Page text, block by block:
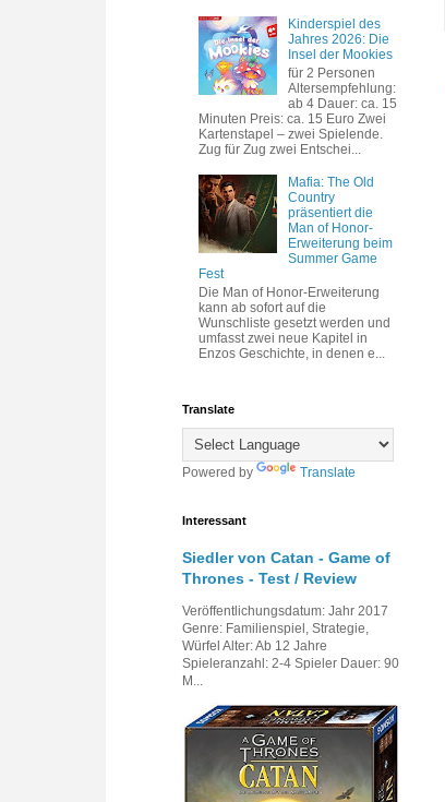
Kinderspiel des
Jahres 2026: Die
Insel der Mookies
für 2 Personen
Altersempfehlung:
ab 4 Dauer: ca. 15
Minuten Preis: ca. 15 Euro Zwei
Kartenstapel – zwei Spielende.
Zug für Zug zwei Entschei...
Mafia: The Old
Country
präsentiert die
Man of Honor-
Erweiterung beim
Summer Game
Fest
Die Man of Honor-Erweiterung
kann ab sofort auf die
Wunschliste gesetzt werden und
umfasst zwei neue Kapitel in
Enzos Geschichte, in denen e...
Translate
Powered by Translate
Interessant
Siedler von Catan - Game of
Thrones - Test / Review
Veröffentlichungsdatum: Jahr 2017
Genre: Familienspiel, Strategie,
Würfel Alter: Ab 12 Jahre
Spieleranzahl: 2-4 Spieler Dauer: 90
M...